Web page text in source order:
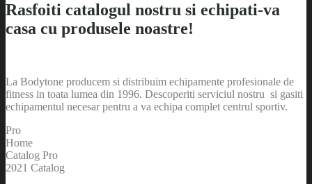
Rasfoiti catalogul nostru si echipati-va
casa cu produsele noastre!
La Bodytone producem si distribuim echipamente profesionale de
fitness in toata lumea din 1996. Descoperiti serviciul nostru si gasiti
echipamentul necesar pentru a va echipa complet centrul sportiv.
Pro
Home
Catalog Pro
2021 Catalog